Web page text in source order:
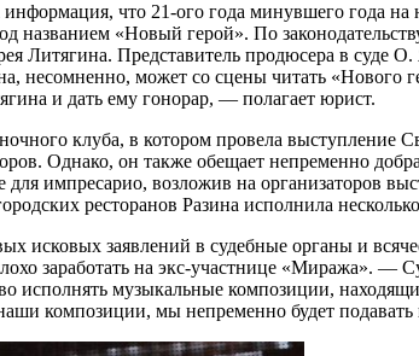
информация, что 21-ого года минувшего
«Новый герой». По
Литягина. Представитель продюсера в суде
несомненно, может со сцены читать «Нового
и дать ему гонорар, — полагает юрист.
клуба, в котором провела
Однако, он также обещает непременно
импресарио, возложив на организаторов
ресторанов Разина исполнила
исковых заявлений в судебные органы и
заработать на экс-участнице
исполнять музыкальные композиции,
композиции, мы непременно будет подавать